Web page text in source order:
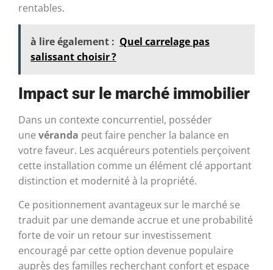
rentables.
à lire également : Quel carrelage pas
salissant choisir ?
Impact sur le marché immobilier
Dans un contexte concurrentiel, posséder
une véranda peut faire pencher la balance en
votre faveur. Les acquéreurs potentiels perçoivent
cette installation comme un élément clé apportant
distinction et modernité à la propriété.
Ce positionnement avantageux sur le marché se
traduit par une demande accrue et une probabilité
forte de voir un retour sur investissement
encouragé par cette option devenue populaire
auprès des familles recherchant confort et espace